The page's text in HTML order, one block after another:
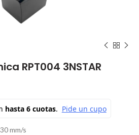
RPT004 3NSTAR
mm/s